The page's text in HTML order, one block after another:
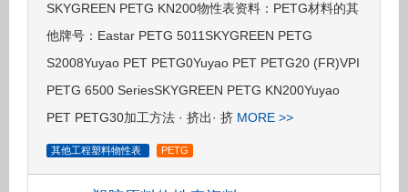
SKYGREEN PETG KN200物性表资料：PETG材料的其
他牌号：Eastar PETG 5011SKYGREEN PETG
S2008Yuyao PET PETG0Yuyao PET PETG20 (FR)VPI
PETG 6500 SeriesSKYGREEN PETG KN200Yuyao
PET PETG30加工方法 · 挤出· 挤 MORE >>
其他工程塑料物性表 PETG